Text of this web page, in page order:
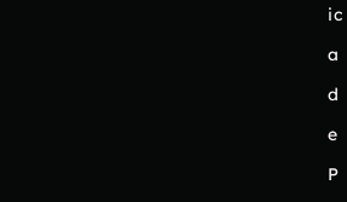
ic
a
d
e
P